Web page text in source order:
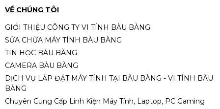
VỀ CHÚNG TÔI
GIỚI THIỆU CÔNG TY VI TÍNH BÀU BÀNG
SỬA CHỮA MÁY TÍNH BÀU BÀNG
TIN HỌC BÀU BÀNG
CAMERA BÀU BÀNG
DỊCH VỤ LẮP ĐẶT MÁY TÍNH TẠI BÀU BÀNG - VI TÍNH BÀU
BÀNG
Chuyên Cung Cấp Linh Kiện Máy Tính, Laptop, PC Gaming